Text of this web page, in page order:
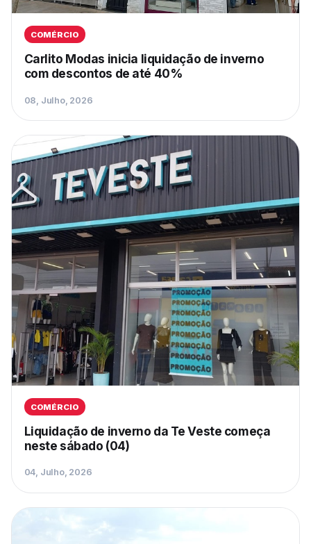
COMÉRCIO
Carlito Modas inicia liquidação de inverno
com descontos de até 40%
08, Julho, 2026
COMÉRCIO
Liquidação de inverno da Te Veste começa
neste sábado (04)
04, Julho, 2026